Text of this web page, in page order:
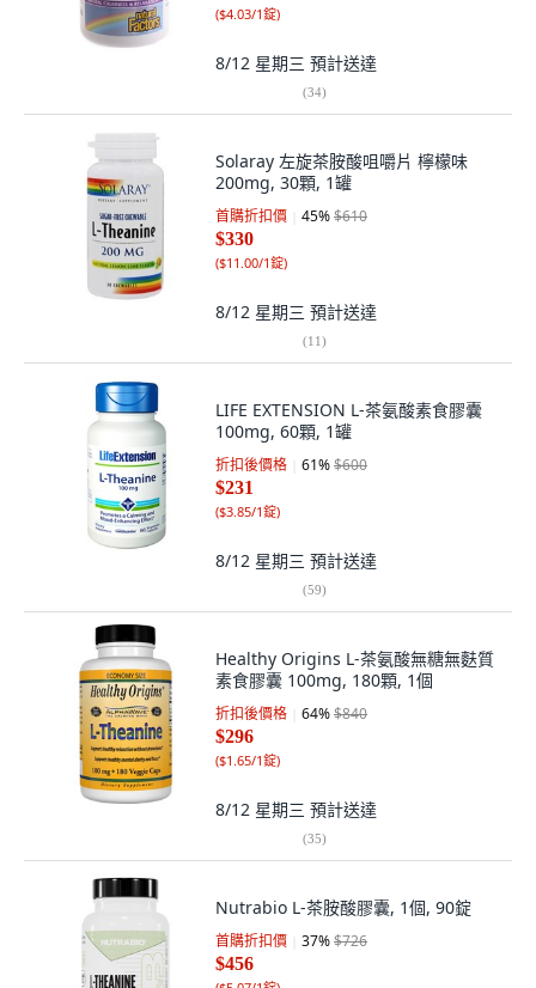
($4.03/1錠)
8/12 星期三 預計送達
(34)
Solaray 左旋茶胺酸咀嚼片 檸檬味
200mg, 30顆, 1罐
首購折扣價 45%$610
$330
($11.00/1錠)
8/12 星期三 預計送達
(11)
LIFE EXTENSION L-茶氨酸素食膠囊
100mg, 60顆, 1罐
折扣後價格 61%$600
$231
($3.85/1錠)
8/12 星期三 預計送達
(59)
Healthy Origins L-茶氨酸無糖無麩質
素食膠囊 100mg, 180顆, 1個
折扣後價格 64%$840
$296
($1.65/1錠)
8/12 星期三 預計送達
(35)
Nutrabio L-茶胺酸膠囊, 1個, 90錠
首購折扣價 37%$726
$456